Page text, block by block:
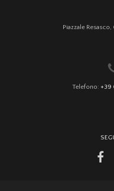
Piazzale Resasco,
Telefono: +39